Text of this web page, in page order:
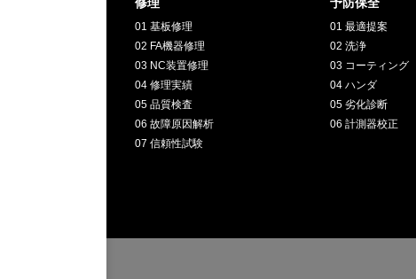
お客様インタビュー
RECRUIT
採用情報
CHALLENGE
01 基板修理
02 FA機器修理
03 NC装置修理
04 修理実績
05 品質検査
06 故障原因解析
07 信頼性試験
01 最適提案
02 洗浄
03 コーティング
04 ハンダ
05 劣化診断
06 計測器校正